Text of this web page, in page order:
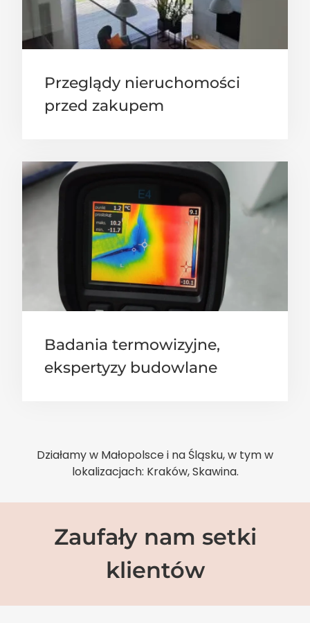
Przeglądy nieruchomości
przed zakupem
Badania termowizyjne,
ekspertyzy budowlane
Działamy w Małopolsce i na Śląsku, w tym w
lokalizacjach: Kraków, Skawina.
Zaufały nam setki
klientów